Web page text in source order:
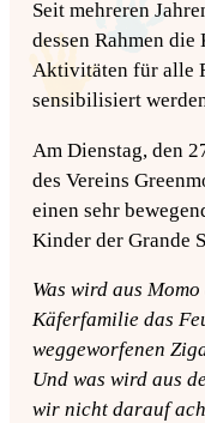
Seit mehreren
dessen Rahmen
Aktivitäten für alle
sensibilisiert
Am Dienstag, den
des Vereins
einen sehr
Kinder der Grande
Was wird aus
Käferfamilie das
weggeworfenen
Und was wird aus
wir nicht darauf